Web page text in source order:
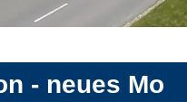
- neues Mo